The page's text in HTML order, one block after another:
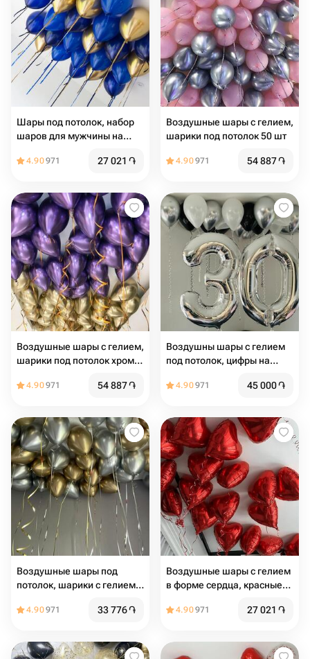
Шары под потолок, набор
шаров для мужчины на
4.90971 27 021 ֏
Воздушные шары с гелием,
шарики под потолок 50 шт
4.90971 54 887֏
Воздушные шары с гелием,
шарики под потолок хром
4.90971 54 887֏
Воздушны шары с гелием
под потолок, цифры на
4.90971 45 000֏
Воздушные шары под
потолок, шарики с гелием
Pinterest, 31 шт серебро и
4.90971 33 776֏
Воздушные шары с гелием
в форме сердца, красные
4.90971 27 021 ֏